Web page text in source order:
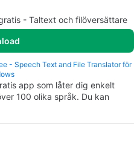
- Taltext och filöversättare
- Speech Text and File Translator för
app som låter dig enkelt
100 olika språk. Du kan